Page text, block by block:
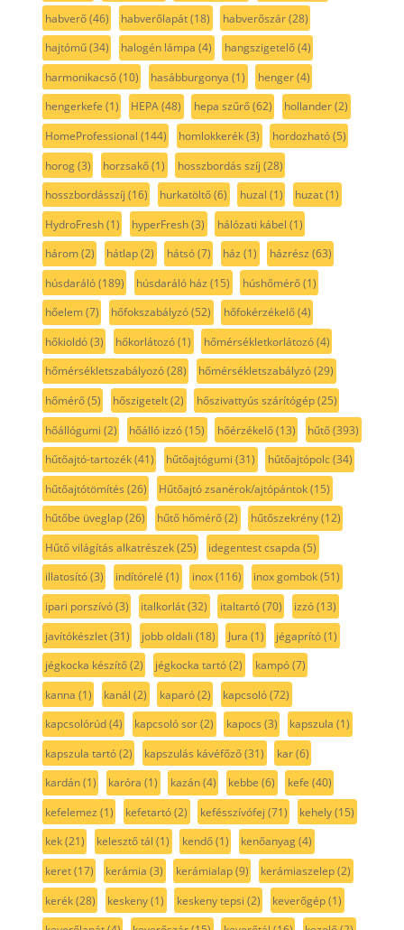
habverő(46) habverőlapát(18) habverőszár(28)
hajtómű(34) halogén lámpa (4) hangszigetelő(4)
harmonikacső(10) hasábburgonya (1) henger(4)
hengerkefe (1) HEPA(48) hepa szűrő(62) hollander(2)
HomeProfessional (144) homlokkerék(3) hordozható(5)
horog(3) horzsakő(1) hosszbordás szíj (28)
hosszbordásszíj (16) hurkatöltő(6) huzal (1) huzat(1)
HydroFresh(1) hyperFresh(3) hálózati kábel (1)
három(2) hátlap(2) hátsó(7) ház (1) házrész (63)
húsdaráló(189) húsdaráló ház (15) húshőmérő(1)
hőelem(7) hőfokszabályzó(52) hőfokérzékelő(4)
hőkioldó(3) hőkorlátozó(1) hőmérsékletkorlátozó(4)
hőmérsékletszabályozó(28) hőmérsékletszabályzó(29)
hőmérő(5) hőszigetelt(2) hőszivattyús szárítógép(25)
hőállógumi (2) hőálló izzó(15) hőérzékelő(13) hűtő(393)
hűtőajtó-tartozék(41) hűtőajtógumi (31) hűtőajtópolc(34)
hűtőajtótömítés (26) Hűtőajtó zsanérok/ajtópántok(15)
hűtőbe üveglap(26) hűtő hőmérő(2) hűtőszekrény(12)
Hűtő világítás alkatrészek(25) idegentest csapda (5)
illatosító(3) indítórelé (1) inox(116) inox gombok(51)
ipari porszívó(3) italkorlát(32) italtartó(70) izzó(13)
javítókészlet(31) jobb oldali (18) Jura (1) jégaprító(1)
jégkocka készítő(2) jégkocka tartó(2) kampó(7)
kanna (1) kanál (2) kaparó(2) kapcsoló(72)
kapcsolórúd(4) kapcsoló sor(2) kapocs (3) kapszula (1)
kapszula tartó(2) kapszulás kávéfőző(31) kar(6)
kardán(1) karóra (1) kazán(4) kebbe (6) kefe (40)
kefelemez (1) kefetartó(2) kefésszívófej (71) kehely(15)
kek(21) kelesztő tál (1) kendő(1) kenőanyag(4)
keret(17) kerámia (3) kerámialap(9) kerámiaszelep(2)
kerék(28) keskeny(1) keskeny tepsi (2) keverőgép(1)